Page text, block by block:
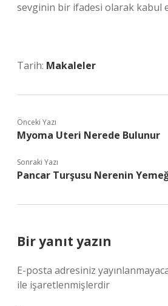
sevginin bir ifadesi olarak kabul
Tarih: Makaleler
Önceki Yazı
Myoma Uteri Nerede Bulunur
Sonraki Yazı
Pancar Turşusu Nerenin
Bir yanıt yazın
E-posta adresiniz
ile işaretlenmişlerdir